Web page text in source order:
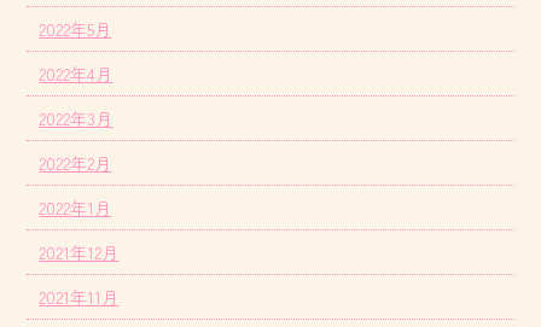
2022年5月
2022年4月
2022年3月
2022年2月
2022年1月
2021年12月
2021年11月